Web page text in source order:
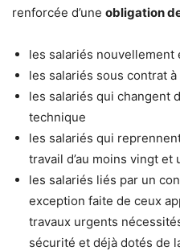
renforcée d’une obligation
les salariés nouvellement
les salariés sous contrat
les salariés qui changent
technique
les salariés qui
travail d’au moins vingt et
les salariés liés par un
exception faite de ceux
travaux urgents
sécurité et déjà dotés de